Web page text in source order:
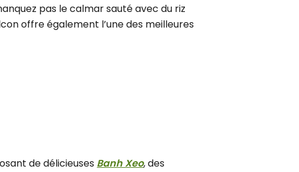
pas le calmar sauté avec du riz
offre également l’une des meilleures
de délicieuses Banh Xeo, des